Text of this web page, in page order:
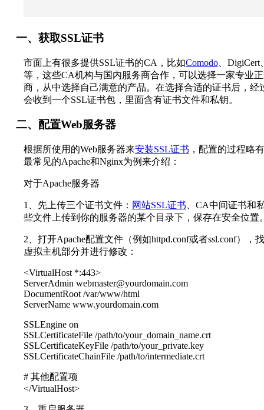
一、获取SSL证书
市面上有很多提供SSL证书的CA，比如Comodo 、DigiCert
等，这些CA机构与国内服务商合作，可以选择一家专业
商，从中选择自己满意的产品。在选择合适的证书后，经
会收到一个SSL证书包，里面含有证书文件和私钥。
二、配置Web服务器
根据所使用的Web服务器来安装SSL证书 ，配置的过程略
最常见的Apache和Nginx为例来介绍：
对于Apache服务器
1、先上传三个证书文件： 网站SSL证书 、CA中间证书和
些文件上传到你的服务器的某个目录下，保存在安全位置
2、打开Apache配置文件（例如httpd.conf或者ssl.conf），
虚拟主机部分并进行修改：
<VirtualHost *:443>
ServerAdmin webmaster@yourdomain.com
DocumentRoot /var/www/html
ServerName www.yourdomain.com
SSLEngine on
SSLCertificateFile /path/to/your_domain_name.crt
SSLCertificateKeyFile /path/to/your_private.key
SSLCertificateChainFile /path/to/intermediate.crt
# 其他配置项
</VirtualHost>